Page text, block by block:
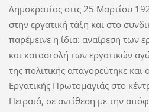
Δημοκρατίας στις 25 Μαρτίου
στην εργατική τάξη και στο
παρέμεινε η ίδια: αναίρεση των
και καταστολή των εργατικών
της πολιτικής απαγορεύτηκε και
Εργατικής Πρωτομαγιάς στο
Πειραιά, σε αντίθεση με την